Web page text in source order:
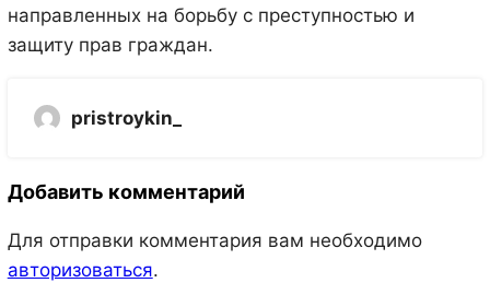
направленных на борьбу с преступностью и
защиту прав граждан.
pristroykin_
Добавить комментарий
Для отправки комментария вам необходимо
авторизоваться.